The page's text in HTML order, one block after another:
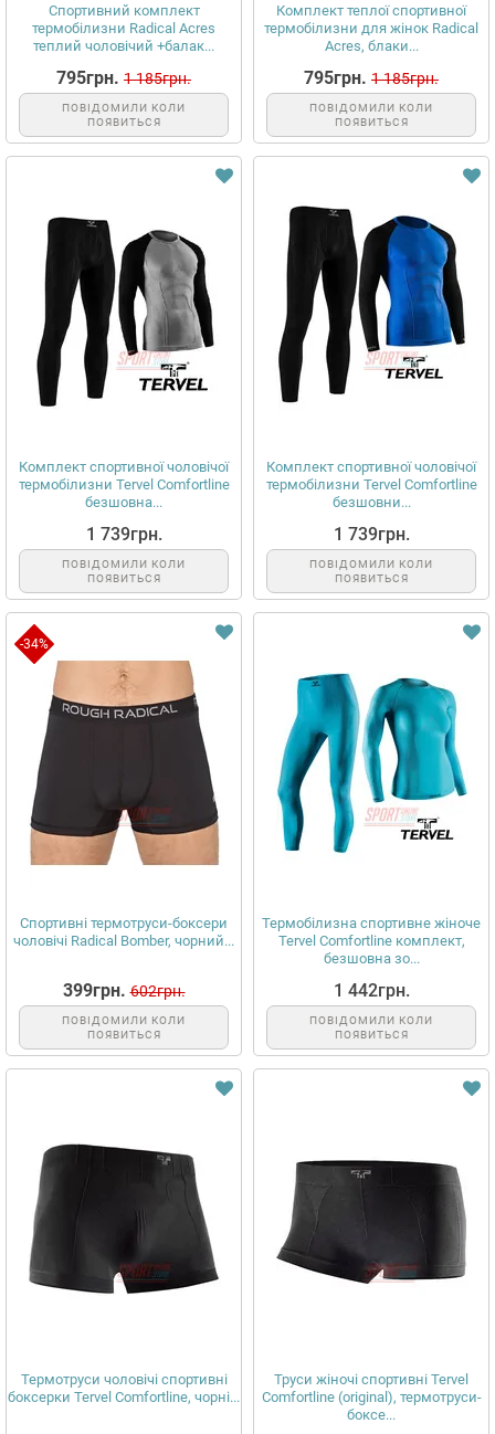
Спортивний комплект
термобілизни Radical Acres
теплий чоловічий +балак...
795грн. 1 185грн.
ПОВІДОМИЛИ КОЛИ
ПОЯВИТЬСЯ
Комплект теплої спортивної
термобілизни для жінок Radical
Acres, блаки...
795грн. 1 185грн.
ПОВІДОМИЛИ КОЛИ
ПОЯВИТЬСЯ
Комплект спортивної чоловічої
термобілизни Tervel Comfortline
безшовна...
1 739грн.
ПОВІДОМИЛИ КОЛИ
ПОЯВИТЬСЯ
Комплект спортивної чоловічої
термобілизни Tervel Comfortline
безшовни...
1 739грн.
ПОВІДОМИЛИ КОЛИ
ПОЯВИТЬСЯ
-34%
Спортивні термотруси-боксери
чоловічі Radical Bomber, чорний...
399грн. 602грн.
ПОВІДОМИЛИ КОЛИ
ПОЯВИТЬСЯ
Термобілизна спортивне жіноче
Tervel Comfortline комплект,
безшовна зо...
1 442грн.
ПОВІДОМИЛИ КОЛИ
ПОЯВИТЬСЯ
Термотруси чоловічі спортивні
боксерки Tervel Comfortline, чорні...
Труси жіночі спортивні Tervel
Comfortline (original), термотруси-
боксе...